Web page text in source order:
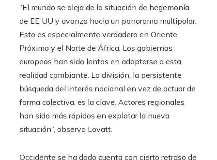
“El mundo se aleja de la situación de hegemonía
de EE UU y avanza hacia un panorama multipolar.
Esto es especialmente verdadero en Oriente
Próximo y el Norte de África. Los gobiernos
europeos han sido lentos en adaptarse a esta
realidad cambiante. La división, la persistente
búsqueda del interés nacional en vez de actuar de
forma colectiva, es la clave. Actores regionales
han sido más rápidos en explotar la nueva
situación”, observa Lovatt.
Occidente se ha dado cuenta con cierto retraso de